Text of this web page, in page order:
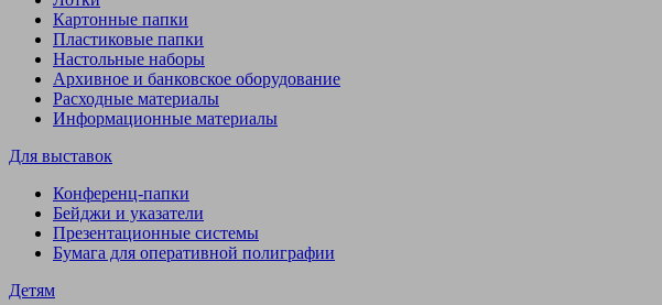
Картонные папки
Пластиковые папки
Настольные наборы
Архивное и банковское оборудование
Расходные материалы
Информационные материалы
Для выставок
Конференц-папки
Бейджи и указатели
Презентационные системы
Бумага для оперативной полиграфии
Детям